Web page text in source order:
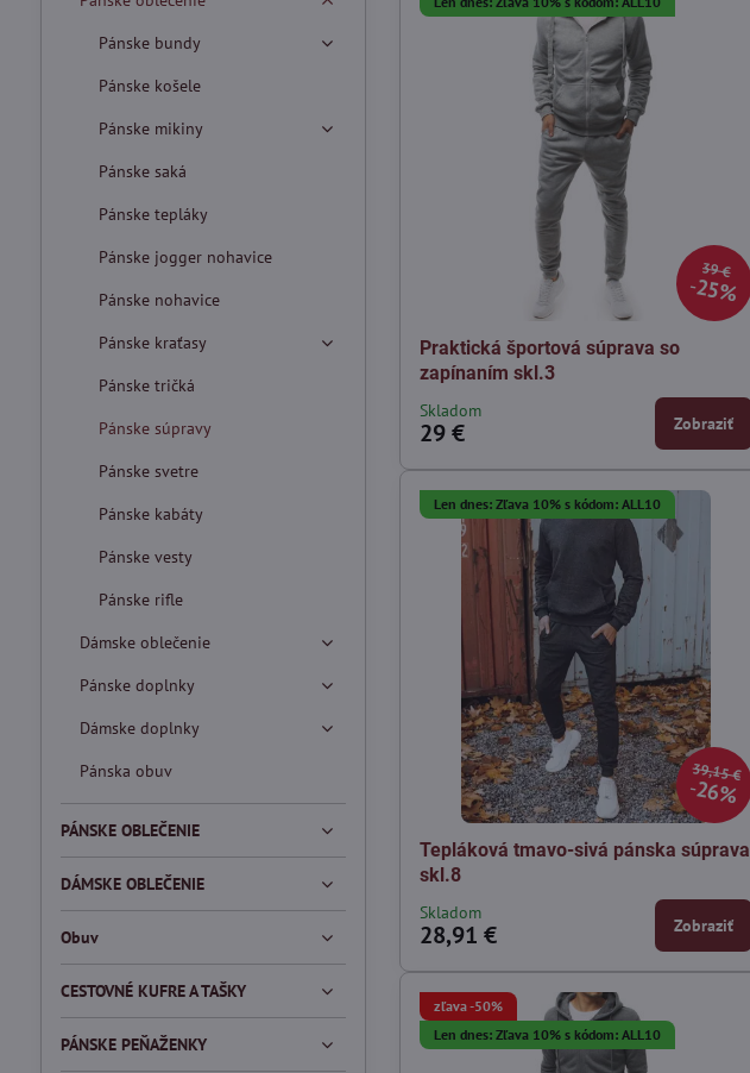
39 €
25%
Praktická športová súprava so
zapínaním skl.3
Skladom
29 € Zobraziť
39,15 €
26%
Len dnes: Zľava 10% s kódom: ALL10
Tepláková tmavo-sivá pánska súprava
skl.8
Skladom
28,91 € Zobraziť
zľava -50%
Len dnes: Zľava 10% s kódom: ALL10
Pánske bundy
Pánske košele
Pánske mikiny
Pánske saká
Pánske tepláky
Pánske jogger nohavice
Pánske nohavice
Pánske kraťasy
Pánske tričká
Pánske súpravy
Pánske svetre
Pánske kabáty
Pánske vesty
Pánske rifle
Dámske oblečenie
Pánske doplnky
Dámske doplnky
Pánska obuv
PÁNSKE OBLEČENIE
DÁMSKE OBLEČENIE
Obuv
CESTOVNÉ KUFRE A TAŠKY
PÁNSKE PEŇAŽENKY